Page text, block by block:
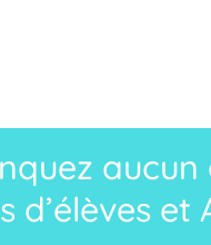
d’élèves et